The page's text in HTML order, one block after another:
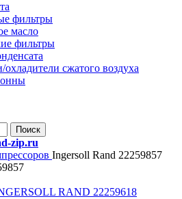
фильтры
масло
фильтры
охладители сжатого воздуха
Поиск
zip.ru
Ingersoll Rand 22259857
RAND 22259618